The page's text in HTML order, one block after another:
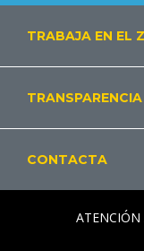
Footer
TRABAJA EN EL
CONTACTA